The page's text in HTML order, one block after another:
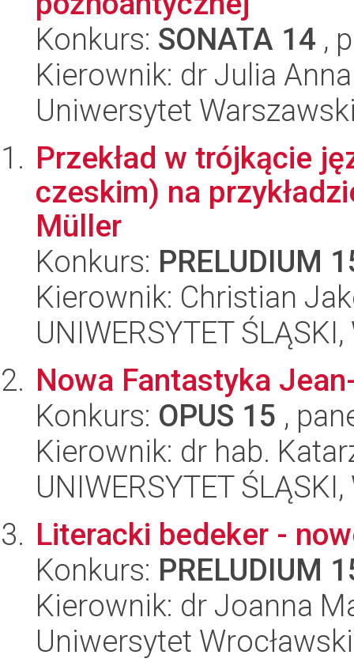
Konkurs: SONATA 14 ,
Kierownik: dr Julia
Uniwersytet
Przekład w trójkącie
czeskim) na
Müller
Konkurs: PRELUDIUM
Kierownik: Christian
UNIWERSYTET
Nowa Fantastyka
Konkurs: OPUS 15 ,
Kierownik: dr hab.
UNIWERSYTET
Literacki bedeker -
Konkurs: PRELUDIUM
Kierownik: dr Joanna
Uniwersytet